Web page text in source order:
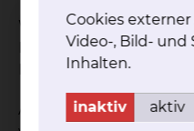
Willkommen auf der
Physiotherapie am
Braunschweig gGmbH.
Als Krankenhaus der
Cookies
Video-, Bild- und
Inhalten.
inaktiv aktiv